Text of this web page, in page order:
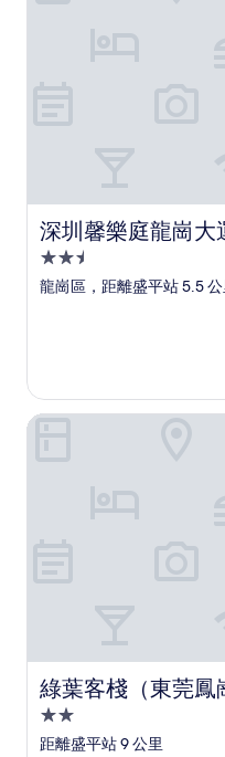
深圳馨樂庭龍崗大
深圳馨樂庭龍崗大運中
2.5
星
龍崗區，距離盛平站 5.5 公
綠葉客棧（東莞鳳
綠葉客棧（東莞鳳崗雁
2.0
星
距離盛平站 9 公里
綠葉客棧（東莞鳳崗雁田